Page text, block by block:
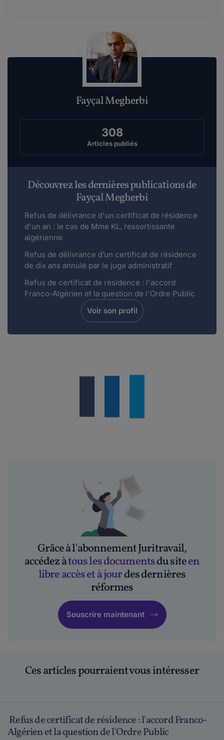
Fayçal Megherbi
308
Articles publiés
Découvrez les dernières publications de
Fayçal Megherbi
Refus de délivrance d'un certificat de résidence
d'un an : le cas de Mme KL, ressortissante
algérienne
Refus de délivrance d’un certificat de résidence
de dix ans annulé par le juge administratif
Refus de certificat de résidence : l'accord
Franco-Algérien et la question de l'Ordre Public
Voir son profil
Grâce à l'abonnement Juritravail,
accédez àtous les documentsdu siteen
libre accès et à jourdes dernières
réformes
Souscrire maintenant
Ces articles pourraient vous intéresser
Refus de certificat de résidence : l'accord Franco-
Algérien et la question de l'Ordre Public